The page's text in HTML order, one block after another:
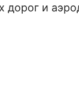
дорог и